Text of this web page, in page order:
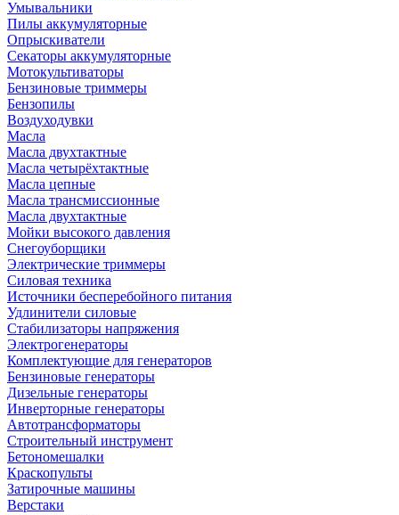
Умывальники
Пилы аккумуляторные
Опрыскиватели
Секаторы аккумуляторные
Мотокультиваторы
Бензиновые триммеры
Бензопилы
Воздуходувки
Масла
Масла двухтактные
Масла четырёхтактные
Масла цепные
Масла трансмиссионные
Масла двухтактные
Мойки высокого давления
Снегоуборщики
Электрические триммеры
Силовая техника
Источники бесперебойного питания
Удлинители силовые
Стабилизаторы напряжения
Электрогенераторы
Комплектующие для генераторов
Бензиновые генераторы
Дизельные генераторы
Инверторные генераторы
Автотрансформаторы
Строительный инструмент
Бетономешалки
Краскопульты
Затирочные машины
Верстаки